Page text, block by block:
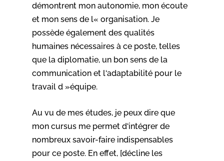
démontrent mon autonomie, mon écoute
et mon sens de l« organisation. Je
possède également des qualités
humaines nécessaires à ce poste, telles
que la diplomatie, un bon sens de la
communication et l‘adaptabilité pour le
travail d »équipe.
Au vu de mes études, je peux dire que
mon cursus me permet d‘intégrer de
nombreux savoir-faire indispensables
pour ce poste. En effet, [décline les